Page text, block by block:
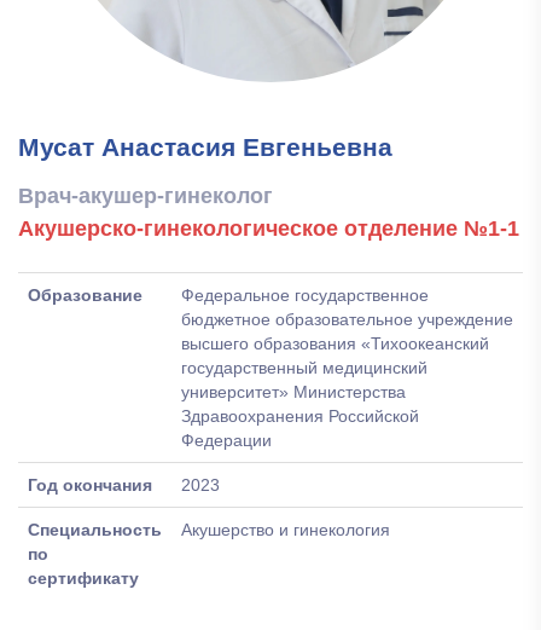
Мусат Анастасия Евгеньевна
Врач-акушер-гинеколог
Акушерско-гинекологическое отделение №1-1
Образование
Федеральное государственное
бюджетное образовательное учреждение
высшего образования «Тихоокеанский
государственный медицинский
университет» Министерства
Здравоохранения Российской
Федерации
Год окончания 2023
Специальность
по
сертификату
Акушерство и гинекология